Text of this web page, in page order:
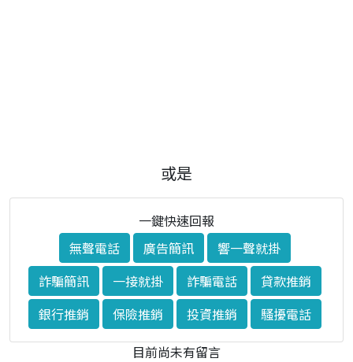
或是
一鍵快速回報
無聲電話
廣告簡訊
響一聲就掛
詐騙簡訊
一接就掛 詐騙電話
貸款推銷
銀行推銷
保險推銷 投資推銷
騷擾電話
目前尚未有留言